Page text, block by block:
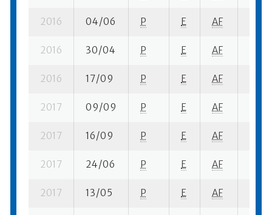
2016 04/06 P E AF
2016 30/04 P E AF
2016 17/09 P E AF
2017 09/09 P E AF
2017 16/09 P E AF
2017 24/06 P E AF
2017 13/05 P E AF